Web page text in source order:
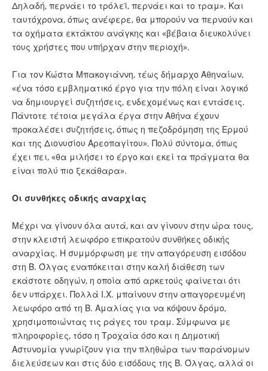
Δηλαδή, περνάει το τρόλεϊ, περνάει και το τραμ». Και
ταυτόχρονα, όπως ανέφερε, θα μπορούν να περνούν και
τα οχήματα εκτάκτου ανάγκης και «βέβαια διευκολύνει
τους χρήστες που υπήρχαν στην περιοχή».
Για τον Κώστα Μπακογιάννη, τέως δήμαρχο Αθηναίων,
«ένα τόσο εμβληματικό έργο για την πόλη είναι λογικό
να δημιουργεί συζητήσεις, ενδεχομένως και εντάσεις.
Πάντοτε τέτοια μεγάλα έργα στην Αθήνα έχουν
προκαλέσει συζητήσεις, όπως η πεζοδρόμηση της Ερμού
και της Διονυσίου Αρεοπαγίτου». Πολύ σύντομα, όπως
έχει πει, «θα μιλήσει το έργο και εκεί τα πράγματα θα
είναι πολύ πιο ξεκάθαρα».
Οι συνθήκες οδικής αναρχίας
Μέχρι να γίνουν όλα αυτά, και αν γίνουν στην ώρα τους,
στην κλειστή λεωφόρο επικρατούν συνθήκες οδικής
αναρχίας. Η συμμόρφωση με την απαγόρευση εισόδου
στη Β. Όλγας εναπόκειται στην καλή διάθεση των
εκάστοτε οδηγών, η οποία από αρκετούς φαίνεται ότι
δεν υπάρχει. Πολλά Ι.Χ. μπαίνουν στην απαγορευμένη
λεωφόρο από τη Β. Αμαλίας για να κόψουν δρόμο,
χρησιμοποιώντας τις ράγες του τραμ. Σύμφωνα με
πληροφορίες, τόσο η Τροχαία όσο και η Δημοτική
Αστυνομία γνωρίζουν για την πληθώρα των παράνομων
διελεύσεων και στις δύο εισόδους της Β. Όλγας, αλλά οι